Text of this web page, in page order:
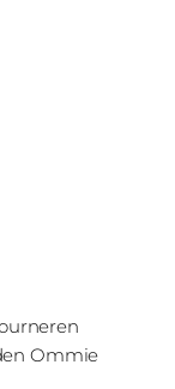
Ommie